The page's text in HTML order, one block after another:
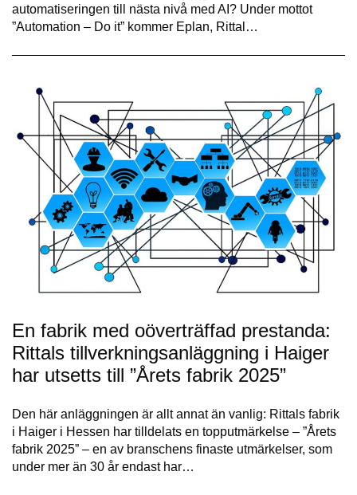
automatiseringen till nästa nivå med AI? Under mottot
”Automation – Do it” kommer Eplan, Rittal…
En fabrik med oöverträffad prestanda:
Rittals tillverkningsanläggning i Haiger
har utsetts till ”Årets fabrik 2025”
Den här anläggningen är allt annat än vanlig: Rittals fabrik
i Haiger i Hessen har tilldelats en topputmärkelse – ”Årets
fabrik 2025” – en av branschens finaste utmärkelser, som
under mer än 30 år endast har…